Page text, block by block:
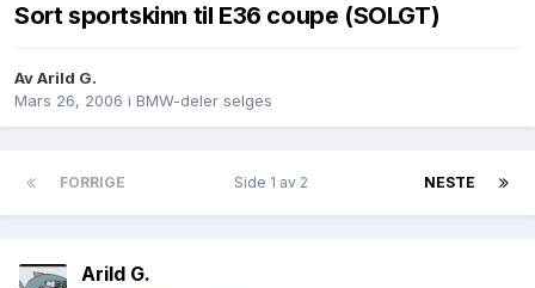
Sort sportskinn til E36 coupe (SOLGT)
AvArild G.
Mars 26, 2006 i BMW-deler selges
FORRIGE NESTE
Side 1 av 2
Arild G.